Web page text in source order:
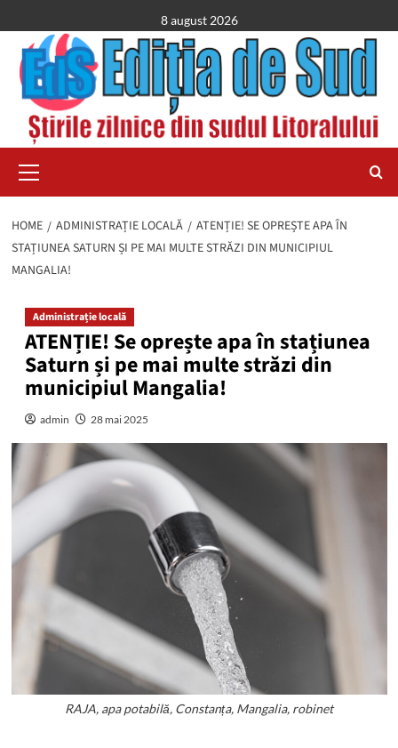
to
content
8 august 2026
Menu
HOME ADMINISTRAȚIE LOCALĂ
ATENȚIE! SE OPREȘTE APA ÎN
STAȚIUNEA SATURN ȘI PE MAI MULTE STRĂZI DIN MUNICIPIUL
MANGALIA!
Administrație locală
ATENȚIE! Se oprește apa în stațiunea
Saturn și pe mai multe străzi din
municipiul Mangalia!
admin 28 mai 2025
RAJA, apa potabilă, Constanța, Mangalia, robinet